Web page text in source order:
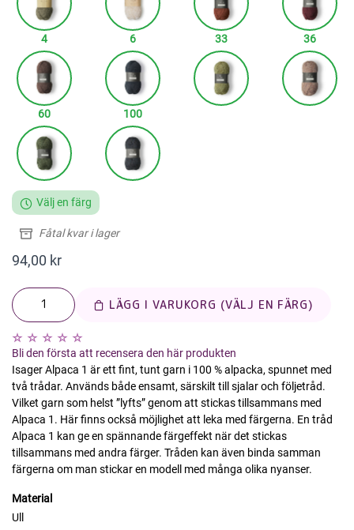
4 6 33 36
60 100
Välj en färg
Fåtal kvar i lager
94,00 kr
LÄGG I VARUKORG (VÄLJ EN FÄRG)
Bli den första att recensera den här produkten
Isager Alpaca 1 är ett fint, tunt garn i 100 % alpacka, spunnet med
två trådar. Används både ensamt, särskilt till sjalar och följetråd.
Vilket garn som helst ”lyfts” genom att stickas tillsammans med
Alpaca 1. Här finns också möjlighet att leka med färgerna. En tråd
Alpaca 1 kan ge en spännande färgeffekt när det stickas
tillsammans med andra färger. Tråden kan även binda samman
färgerna om man stickar en modell med många olika nyanser.
Material
Ull